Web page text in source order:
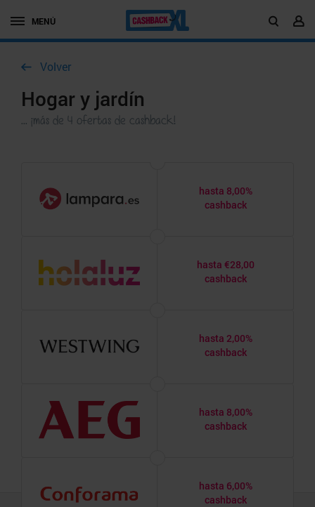
MENÚ
Volver
Hogar y jardín
... ¡más de 4 ofertas de cashback!
hasta 8,00%
cashback
hasta €28,00
cashback
hasta 2,00%
cashback
hasta 8,00%
cashback
hasta 6,00%
cashback